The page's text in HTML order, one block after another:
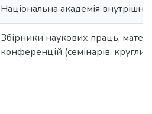
Національна академія
Збірники наукових праць,
конференцій (семінарів, круглих